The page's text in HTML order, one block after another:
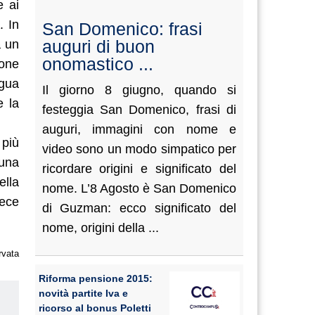
ai
In
un
la
San Domenico: frasi
auguri di buon
onomastico ...
Il giorno 8 giugno, quando si
festeggia San Domenico, frasi di
auguri, immagini con nome e
video sono un modo simpatico per
ricordare origini e significato del
nome. L’8 Agosto è San Domenico
di Guzman: ecco significato del
nome, origini della ...
Riforma pensione 2015:
novità partite Iva e
ricorso al bonus Poletti